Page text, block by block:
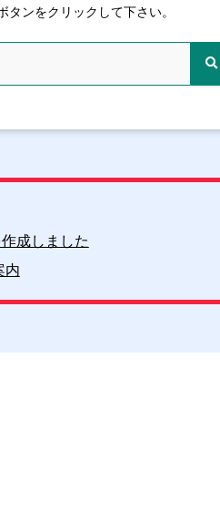
タンをクリックして下さい。
成しました
内